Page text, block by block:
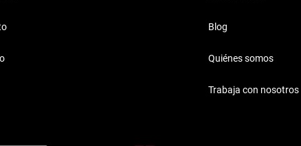
Blog
Quiénes somos
Trabaja con nosotros